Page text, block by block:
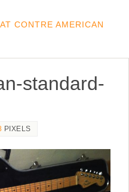
CONTRE AMERICAN
standard-
PIXELS